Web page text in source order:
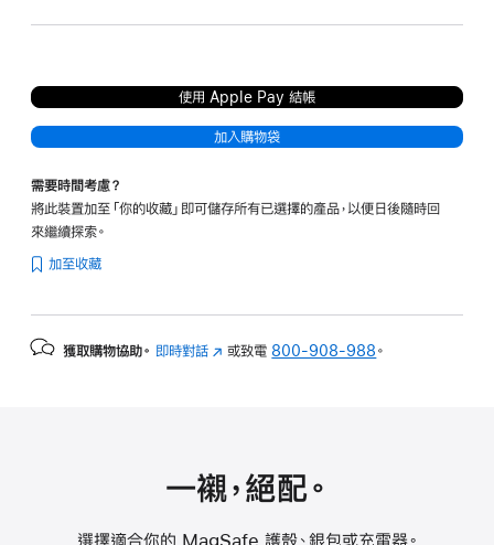
使用 Apple Pay 結帳
加入購物袋
需要時間考慮？
將此裝置加至「你的收藏」即可儲存所有已選擇的產品，以便日後隨時回
來繼續探索。
加至收藏
獲取購物協助。 即時對話 (以 或致電 800-908-988 。
一襯，絕配。
選擇適合你的 MagSafe 護殼、銀包或充電器。